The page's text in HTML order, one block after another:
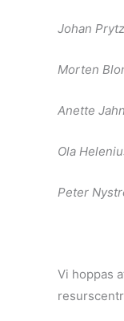
Johan Prytz
Morten
Anette
Ola
Peter
Vi hoppas